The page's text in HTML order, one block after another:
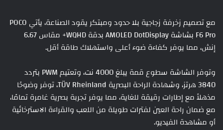
مع تصميم زخرفة زجاجية بلا حدود ومبتكر يقود الصناعة، يأتي POCO
F6 Pro بشاشة AMOLED DotDisplay بدقة WQHD+ مقاس 6.67
إنش، مما يوفر كفاءة ضوء أعلى واستهلاك طاقة أقل.
وتوفر الشاشة سطوع قمة يبلغ 4000 نت، وتعتيم PWM بتردد
3840 هرتز، وشهادة الراحة البصرية TÜV Rheinland، توفر وضوحًا
مذهلاً مع إطارات رقيقة للغاية، مما يوفر تجربة بصرية غامرة تمامًا،
مع ضمان راحة العين لفترات طويلة من اللعب والقراءة الاسترخائية
أو مشاهدة الفيديو.